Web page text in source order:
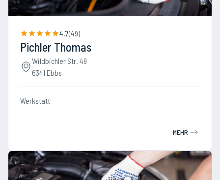
4.7(49)
Pichler Thomas
Wildbichler Str. 49
6341 Ebbs
Werkstatt
MEHR